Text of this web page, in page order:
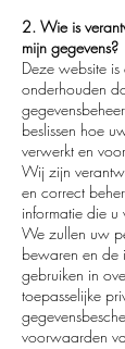
2. Wie is
mijn gegevens?
Deze website
onderhouden
beslissen hoe
verwerkt en
Wij zijn
en correct
informatie die u
We zullen uw
bewaren en de
gebruiken in
toepasselijke
voorwaarden